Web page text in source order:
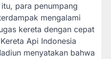
para penumpang
mengalami
kereta dengan cepat
Api Indonesia
menyatakan bahwa